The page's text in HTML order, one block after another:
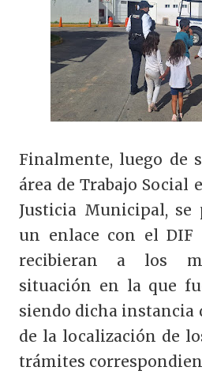
Finalmente, luego de
área de Trabajo Social
Justicia Municipal, se
un enlace con el DIF
recibieran a los
situación en la que
siendo dicha instancia
de la localización de
trámites